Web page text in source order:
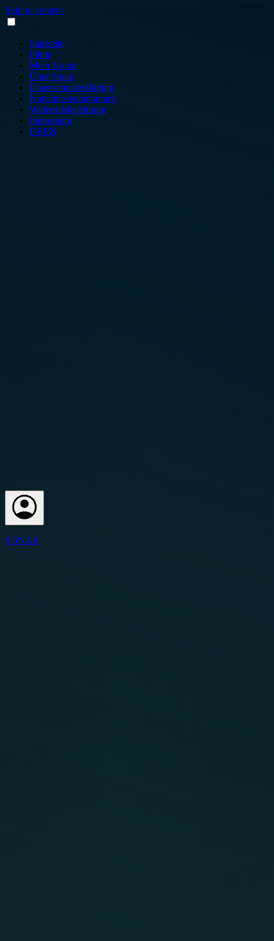
Skip to content
Startseite
Filme
Mein Konto
Über Sonar
Datenschutzerklärung
Nutzungsbedingungen
Widerrufsbelehrung
Impressum
DEEN
SONAR